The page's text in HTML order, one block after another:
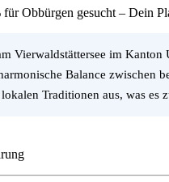
Obbürgen gesucht – Dein
Vierwaldstättersee im
Balance zwischen
Traditionen aus, was